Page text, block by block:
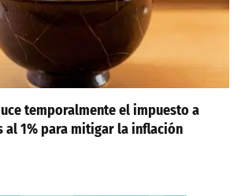
temporalmente el impuesto a
al 1% para mitigar la inflación